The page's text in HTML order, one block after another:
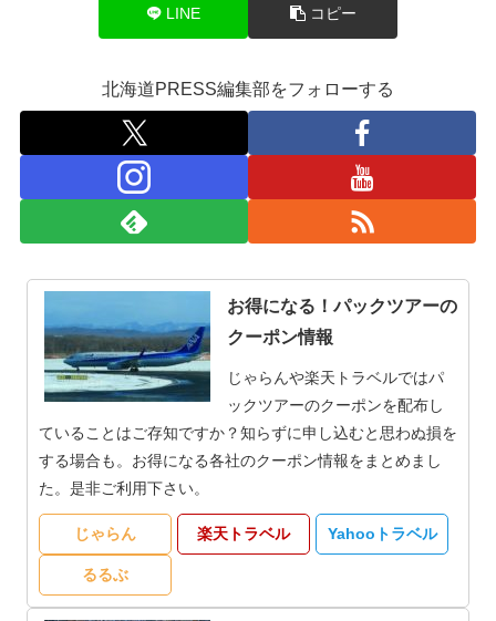
LINE コピー
北海道PRESS編集部をフォローする
お得になる！パックツアーの
クーポン情報
じゃらんや楽天トラベルではパ
ックツアーのクーポンを配布し
ていることはご存知ですか？知らずに申し込むと思わぬ損を
する場合も。お得になる各社のクーポン情報をまとめまし
た。是非ご利用下さい。
じゃらん 楽天トラベル Yahooトラベル
るるぶ